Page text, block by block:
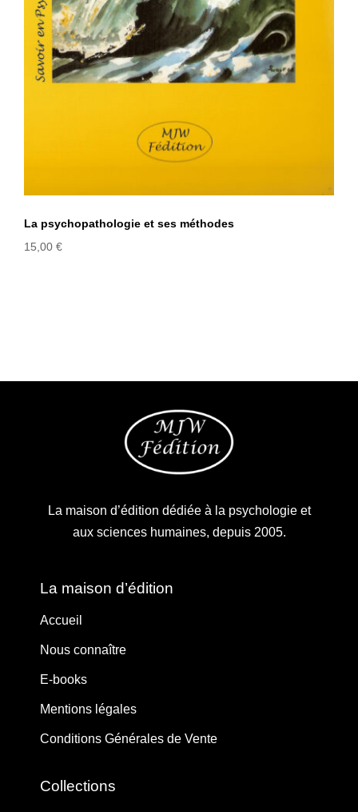
La psychopathologie et ses méthodes
15,00 €
La maison d’édition dédiée à la psychologie et
aux sciences humaines, depuis 2005.
La maison d’édition
Accueil
Nous connaître
E-books
Mentions légales
Conditions Générales de Vente
Collections